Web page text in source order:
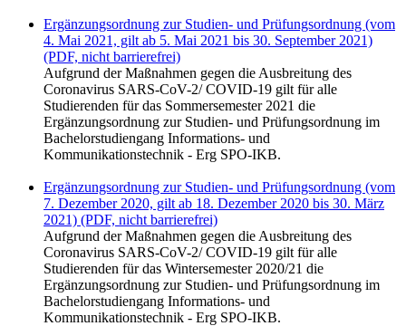
Ergänzungsordnung zur Studien- und Prüfungsordnung (vom
4. Mai 2021, gilt ab 5. Mai 2021 bis 30. September 2021)
(PDF, nicht barrierefrei)
Aufgrund der Maßnahmen gegen die Ausbreitung des
Coronavirus SARS-CoV-2/ COVID-19 gilt für alle
Studierenden für das Sommersemester 2021 die
Ergänzungsordnung zur Studien- und Prüfungsordnung im
Bachelorstudiengang Informations- und
Kommunikationstechnik - Erg SPO-IKB.
Ergänzungsordnung zur Studien- und Prüfungsordnung (vom
7. Dezember 2020, gilt ab 18. Dezember 2020 bis 30. März
2021) (PDF, nicht barrierefrei)
Aufgrund der Maßnahmen gegen die Ausbreitung des
Coronavirus SARS-CoV-2/ COVID-19 gilt für alle
Studierenden für das Wintersemester 2020/21 die
Ergänzungsordnung zur Studien- und Prüfungsordnung im
Bachelorstudiengang Informations- und
Kommunikationstechnik - Erg SPO-IKB.